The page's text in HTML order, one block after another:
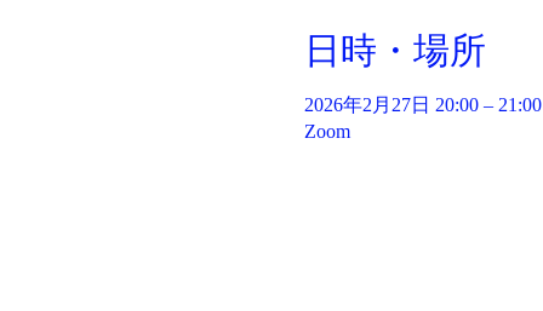
日時・場所
2026年2月27日 20:00 – 21:00
Zoom